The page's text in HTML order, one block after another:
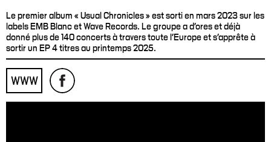
Le premier album « Usual Chronicles » est sorti en mars 2023 sur les
labels EMB Blanc et Wave Records. Le groupe a d’ores et déjà
donné plus de 140 concerts à travers toute l’Europe et s’apprête à
sortir un EP 4 titres au printemps 2025.
WWW